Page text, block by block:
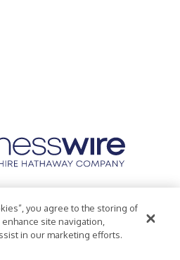
Accessibility Statement
you agree to the storing of
site navigation,
in our marketing efforts.